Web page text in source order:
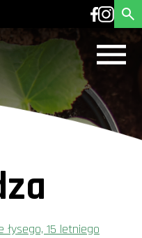
łysego, 15 letniego